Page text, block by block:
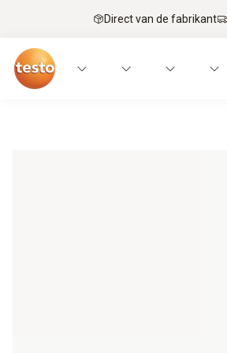
Direct van de fabrikant